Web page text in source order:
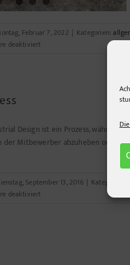
Februar 7, 2022 | Kategorien:
deaktiviertfür
Design ist ein Prozess, während
der Mitbewerber abzuheben oder
September 13, 2016 | Kategorien:
deaktiviertfür